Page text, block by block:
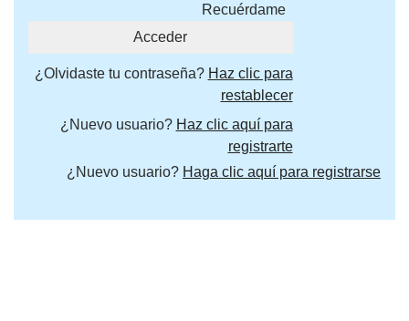
Recuérdame
¿Olvidaste tu contraseña? Haz clic para
restablecer
¿Nuevo usuario? Haz clic aquí para
registrarte
¿Nuevo usuario? Haga clic aquí para registrarse